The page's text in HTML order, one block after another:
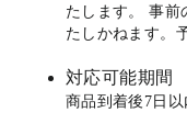
たします。 事前
たしかねます。
対応可能期間
商品到着後7日